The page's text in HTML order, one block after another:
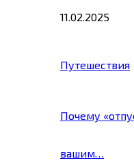
11.02.2025
Путешествия
Почему
вашим…